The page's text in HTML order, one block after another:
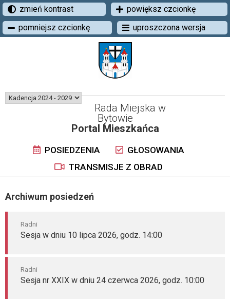
zmień kontrast
powiększ czcionkę
pomniejsz czcionkę
uproszczona wersja
Rada Miejska w
Bytowie
Portal Mieszkańca
POSIEDZENIA
GŁOSOWANIA
TRANSMISJE Z OBRAD
Archiwum posiedzeń
Radni
Sesja w dniu 10 lipca 2026, godz. 14:00
Radni
Sesja nr XXIX w dniu 24 czerwca 2026, godz. 10:00